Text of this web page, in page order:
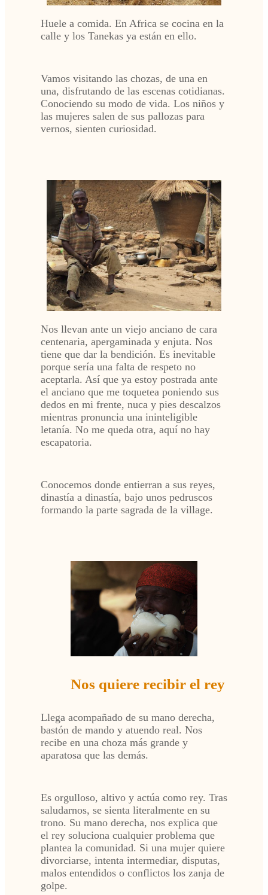
Huele a comida. En Africa se cocina en la
calle y los Tanekas ya están en ello.
Vamos visitando las chozas, de una en
una, disfrutando de las escenas cotidianas.
Conociendo su modo de vida. Los niños y
las mujeres salen de sus pallozas para
vernos, sienten curiosidad.
Nos llevan ante un viejo anciano de cara
centenaria, apergaminada y enjuta. Nos
tiene que dar la bendición. Es inevitable
porque sería una falta de respeto no
aceptarla. Así que ya estoy postrada ante
el anciano que me toquetea poniendo sus
dedos en mi frente, nuca y pies descalzos
mientras pronuncia una ininteligible
letanía. No me queda otra, aquí no hay
escapatoria.
Conocemos donde entierran a sus reyes,
dinastía a dinastía, bajo unos pedruscos
formando la parte sagrada de la village.
Nos quiere recibir el rey
Llega acompañado de su mano derecha,
bastón de mando y atuendo real. Nos
recibe en una choza más grande y
aparatosa que las demás.
Es orgulloso, altivo y actúa como rey. Tras
saludarnos, se sienta literalmente en su
trono. Su mano derecha, nos explica que
el rey soluciona cualquier problema que
plantea la comunidad. Si una mujer quiere
divorciarse, intenta intermediar, disputas,
malos entendidos o conflictos los zanja de
golpe.